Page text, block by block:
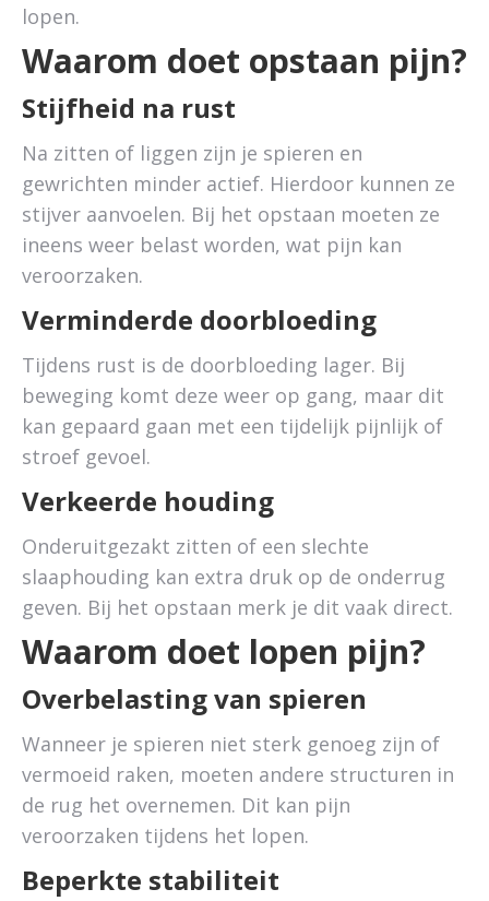
lopen.
Waarom doet opstaan pijn?
Stijfheid na rust
Na zitten of liggen zijn je spieren en
gewrichten minder actief. Hierdoor kunnen ze
stijver aanvoelen. Bij het opstaan moeten ze
ineens weer belast worden, wat pijn kan
veroorzaken.
Verminderde doorbloeding
Tijdens rust is de doorbloeding lager. Bij
beweging komt deze weer op gang, maar dit
kan gepaard gaan met een tijdelijk pijnlijk of
stroef gevoel.
Verkeerde houding
Onderuitgezakt zitten of een slechte
slaaphouding kan extra druk op de onderrug
geven. Bij het opstaan merk je dit vaak direct.
Waarom doet lopen pijn?
Overbelasting van spieren
Wanneer je spieren niet sterk genoeg zijn of
vermoeid raken, moeten andere structuren in
de rug het overnemen. Dit kan pijn
veroorzaken tijdens het lopen.
Beperkte stabiliteit